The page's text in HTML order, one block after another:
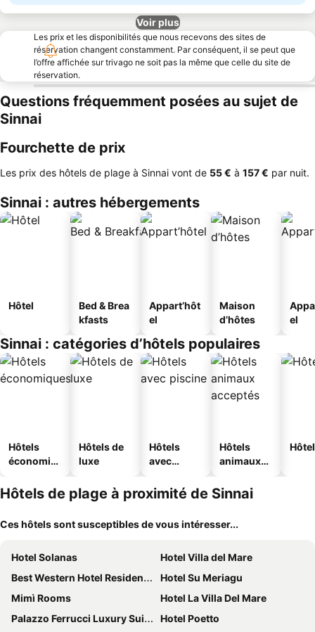
Voir plus
Les prix et les disponibilités que nous recevons des sites de
réservation changent constamment. Par conséquent, il se peut que
l’offre affichée sur trivago ne soit pas la même que celle du site de
réservation.
Questions fréquemment posées au sujet de
Sinnai
Fourchette de prix
Les prix des hôtels de plage à Sinnai vont de ‎55 € à ‎157 € par nuit.
Sinnai : autres hébergements
Hôtel
Bed & Brea
kfasts
Appart’hôt
el
Maison
d’hôtes
el
Sinnai : catégories d’hôtels populaires
Hôtels
économiq
Hôtels de
luxe
Hôtels
avec
Hôtels
animaux
Hôtels de plage à proximité de Sinnai
Ces hôtels sont susceptibles de vous intéresser...
Hotel Solanas
Hotel Villa del Mare
Best Western Hotel Residence Italia
Hotel Su Meriagu
Mimì Rooms
Hotel La Villa Del Mare
Palazzo Ferrucci Luxury Suites
Hotel Poetto